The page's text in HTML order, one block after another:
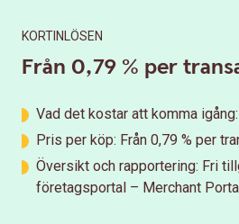
KORTINLÖSEN
Från 0,79 % per
Vad det kostar att komma
Pris per köp: Från 0,79 % per
Översikt och rapportering: Fri
företagsportal – Merchant